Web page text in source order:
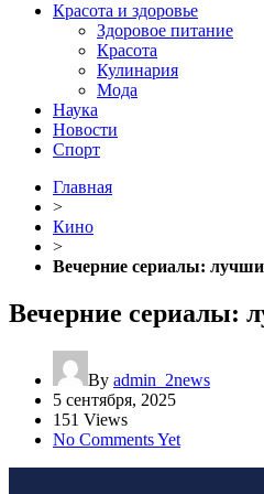
Красота и здоровье
Здоровое питание
Красота
Кулинария
Мода
Наука
Новости
Спорт
Главная
>
Кино
>
Вечерние сериалы:
Вечерние сериалы:
By admin_2news
5 сентября, 2025
151 Views
No Comments Yet